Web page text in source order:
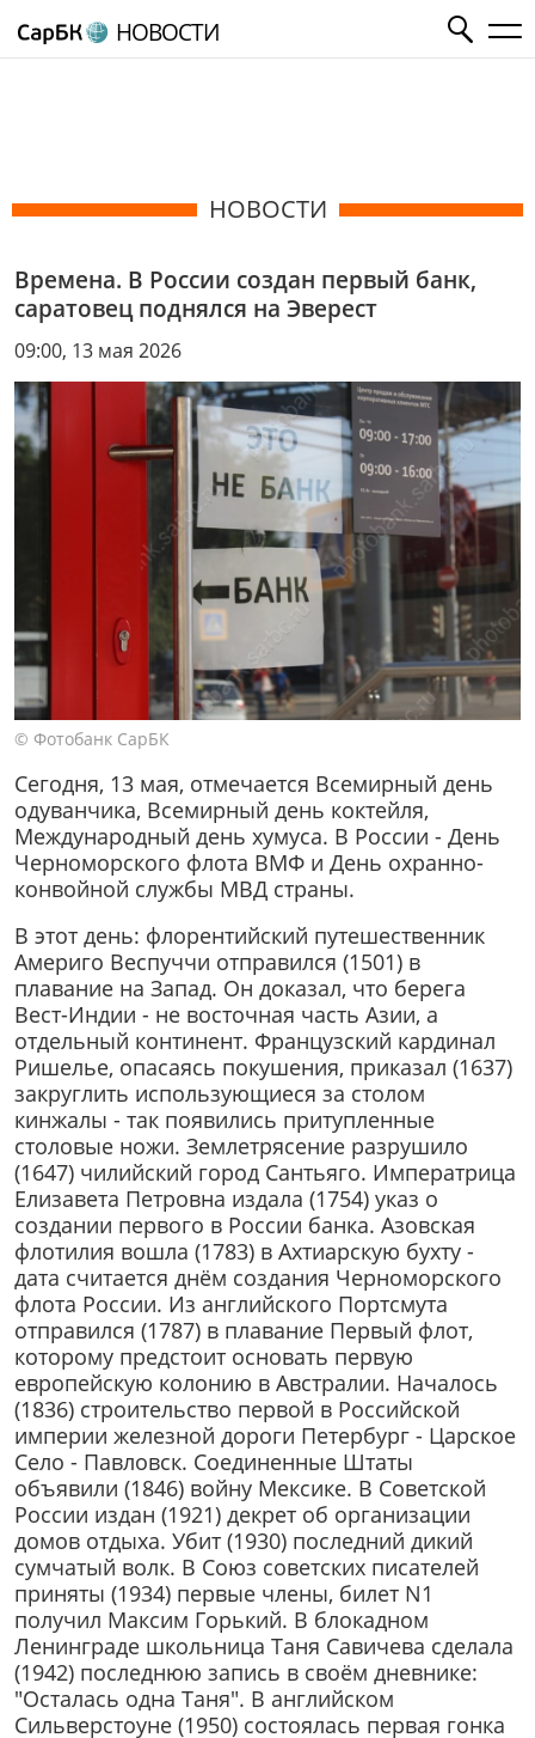
НОВОСТИ
НОВОСТИ
Времена. В России создан первый банк,
саратовец поднялся на Эверест
09:00, 13 мая 2026
© Фотобанк СарБК
Сегодня, 13 мая, отмечается Всемирный день
одуванчика, Всемирный день коктейля,
Международный день хумуса. В России - День
Черноморского флота ВМФ и День охранно-
конвойной службы МВД страны.
В этот день: флорентийский путешественник
Америго Веспуччи отправился (1501) в
плавание на Запад. Он доказал, что берега
Вест-Индии - не восточная часть Азии, а
отдельный континент. Французский кардинал
Ришелье, опасаясь покушения, приказал (1637)
закруглить использующиеся за столом
кинжалы - так появились притупленные
столовые ножи. Землетрясение разрушило
(1647) чилийский город Сантьяго. Императрица
Елизавета Петровна издала (1754) указ о
создании первого в России банка. Азовская
флотилия вошла (1783) в Ахтиарскую бухту -
дата считается днём создания Черноморского
флота России. Из английского Портсмута
отправился (1787) в плавание Первый флот,
которому предстоит основать первую
европейскую колонию в Австралии. Началось
(1836) строительство первой в Российской
империи железной дороги Петербург - Царское
Село - Павловск. Соединенные Штаты
объявили (1846) войну Мексике. В Советской
России издан (1921) декрет об организации
домов отдыха. Убит (1930) последний дикий
сумчатый волк. В Союз советских писателей
приняты (1934) первые члены, билет N1
получил Максим Горький. В блокадном
Ленинграде школьница Таня Савичева сделала
(1942) последнюю запись в своём дневнике:
"Осталась одна Таня". В английском
Сильверстоуне (1950) состоялась первая гонка